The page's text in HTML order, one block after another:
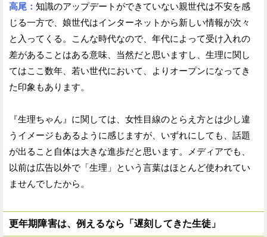
高尾： 知識のアップデートができていない親世代は不安を感
じる一方で、娘世代はインターネットから新しい情報が次々
と入ってくる。こんな時代なので、年代によって受け入れの
差があることはある意味、当然だと思いますし、生理に関し
てはここ数年、若い世代において、よりオープンになってき
た印象もあります。
『生理ちゃん』に関しては、女性目線のとらえ方とは少し違
うイメージもあるように感じますが、いずれにしても、話題
が出ること自体は大きな進歩だと思います。メディアでも、
以前は広告以外で「生理」という言葉はほとんど使われてい
ませんでしたから。
更年期障害は、例えるなら「遅刻してきた生徒」